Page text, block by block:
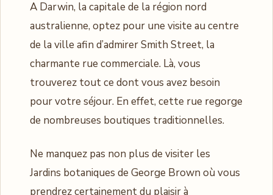
A Darwin, la capitale de la région nord
australienne, optez pour une visite au centre
de la ville afin d’admirer Smith Street, la
charmante rue commerciale. Là, vous
trouverez tout ce dont vous avez besoin
pour votre séjour. En effet, cette rue regorge
de nombreuses boutiques traditionnelles.
Ne manquez pas non plus de visiter les
Jardins botaniques de George Brown où vous
prendrez certainement du plaisir à